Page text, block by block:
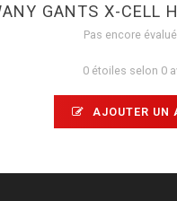
GANTS X-CELL
Pas encore
0 étoiles selon 0
AJOUTER UN